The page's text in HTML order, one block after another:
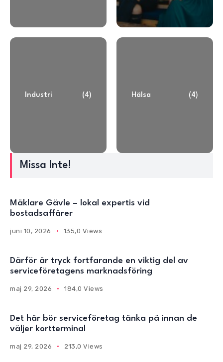
Industri (4) Hälsa (4)
Missa Inte!
Mäklare Gävle – lokal expertis vid
bostadsaffärer
juni 10, 2026 135,0 Views
Därför är tryck fortfarande en viktig del av
serviceföretagens marknadsföring
maj 29, 2026 184,0 Views
Det här bör serviceföretag tänka på innan de
väljer kortterminal
maj 29, 2026 213,0 Views